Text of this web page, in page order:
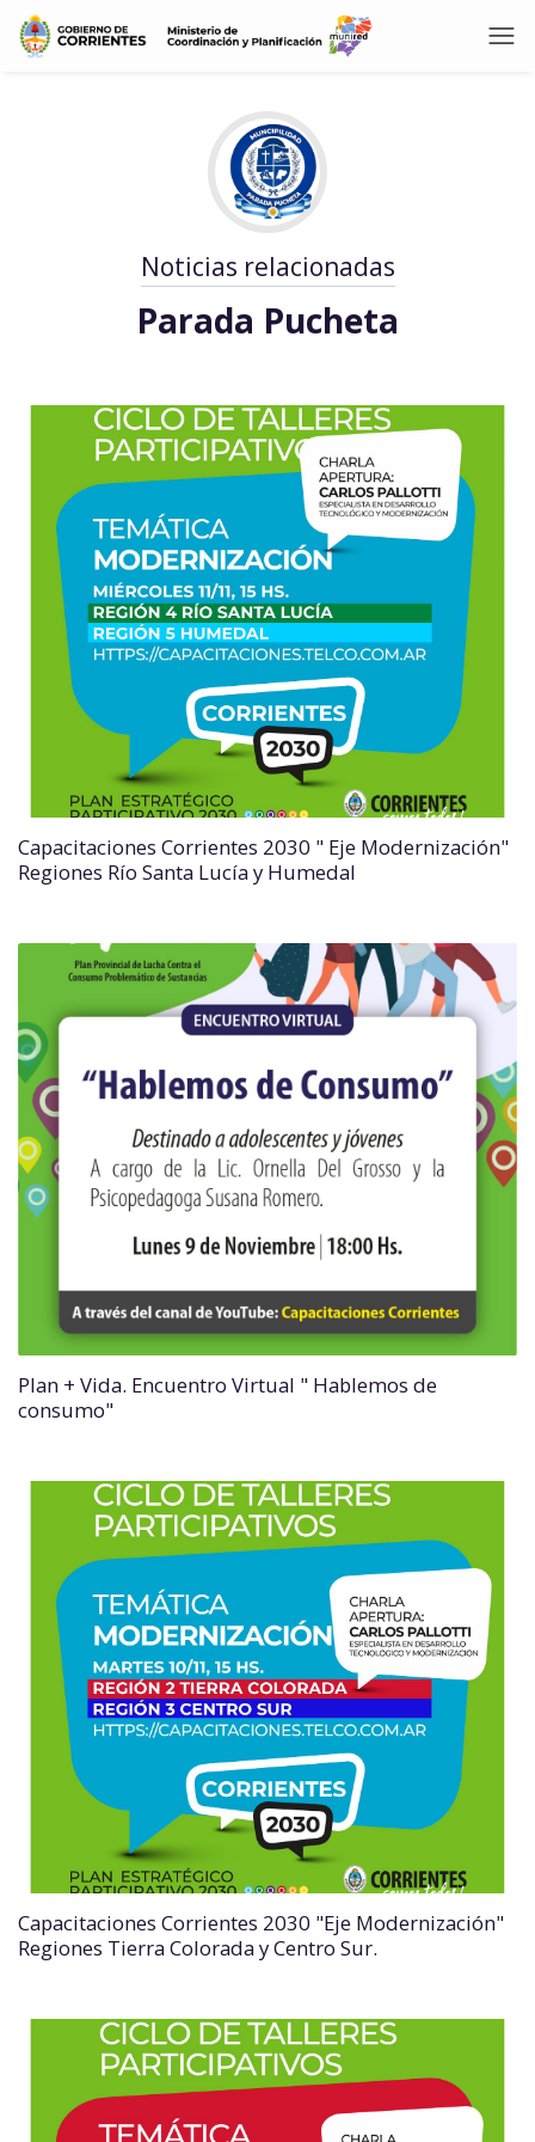
Noticias relacionadas
Parada Pucheta
Capacitaciones Corrientes 2030 " Eje Modernización"
Regiones Río Santa Lucía y Humedal
Plan + Vida. Encuentro Virtual " Hablemos de
consumo"
Capacitaciones Corrientes 2030 "Eje Modernización"
Regiones Tierra Colorada y Centro Sur.